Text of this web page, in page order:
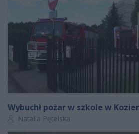
Wybuchł pożar w szkole w
Autor artykułu:
Natalia Pętelska